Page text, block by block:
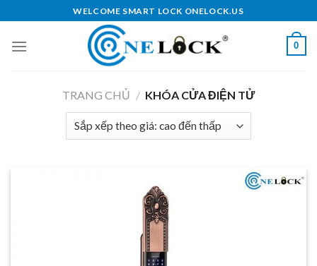
to
content
WELCOME SMART LOCK ONELOCK.US
0
TRANG CHỦ / KHÓA CỬA ĐIỆN TỬ